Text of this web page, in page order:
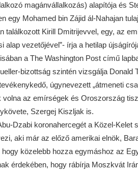
magánvállalkozás) alapítója és
egy Mohamed bin Zájid ál-Nahajan
találkozott Kirill Dmitrijevvel, egy, az
alap vezetőjével”- írja a hetilap
a The Washington Post című
bizottság szintén vizsgálja Donald
úgynevezett „átmeneti
volna az emírségek és Oroszország
Szergej Kiszljak is.
Dzabi koronahercegét a Közel-Kelet
aki már az előző amerikai elnök,
közelebb hozza egymáshoz az
érdekében, hogy rábírja Moszkvát